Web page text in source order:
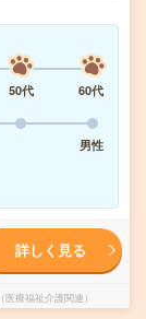
50代
60代
男性
詳しく見る
療福祉介護関連）